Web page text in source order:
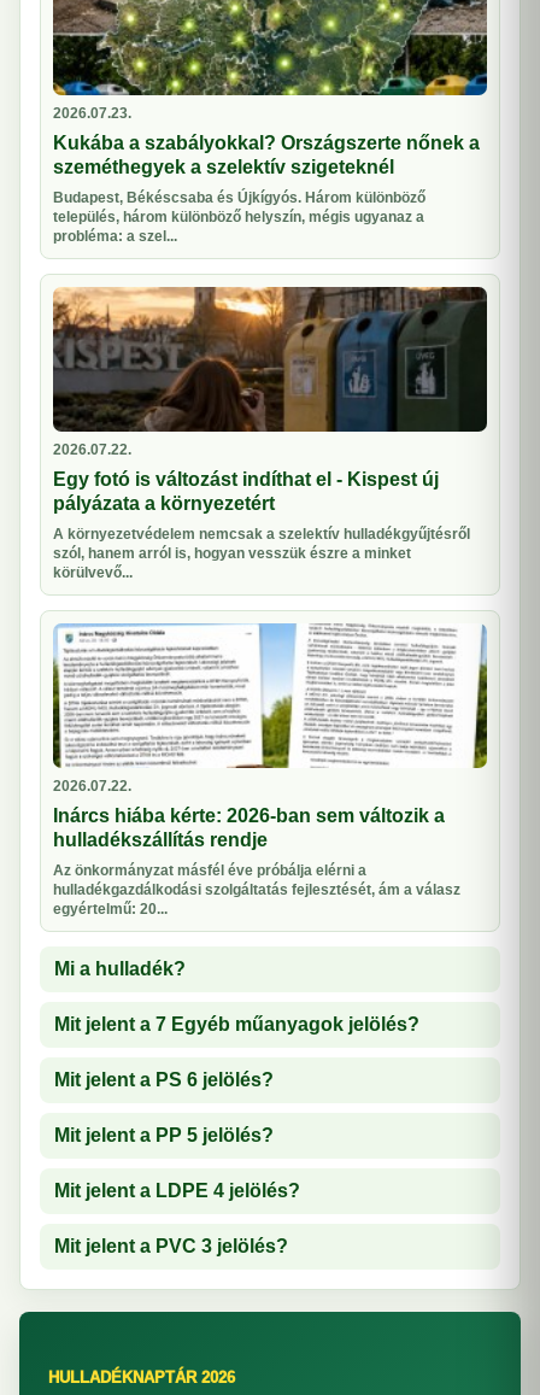
2026.07.23.
Kukába a szabályokkal? Országszerte nőnek a
szeméthegyek a szelektív szigeteknél
Budapest, Békéscsaba és Újkígyós. Három különböző
település, három különböző helyszín, mégis ugyanaz a
probléma: a szel...
2026.07.22.
Egy fotó is változást indíthat el - Kispest új
pályázata a környezetért
A környezetvédelem nemcsak a szelektív hulladékgyűjtésről
szól, hanem arról is, hogyan vesszük észre a minket
körülvevő...
2026.07.22.
Inárcs hiába kérte: 2026-ban sem változik a
hulladékszállítás rendje
Az önkormányzat másfél éve próbálja elérni a
hulladékgazdálkodási szolgáltatás fejlesztését, ám a válasz
egyértelmű: 20...
Mi a hulladék?
Mit jelent a 7 Egyéb műanyagok jelölés?
Mit jelent a PS 6 jelölés?
Mit jelent a PP 5 jelölés?
Mit jelent a LDPE 4 jelölés?
Mit jelent a PVC 3 jelölés?
HULLADÉKNAPTÁR 2026